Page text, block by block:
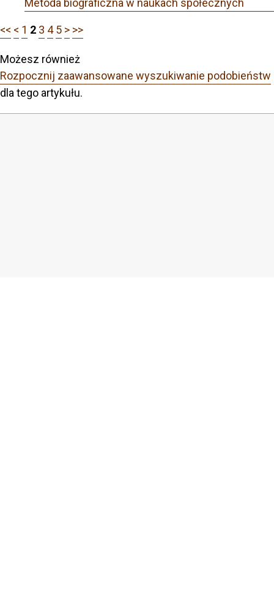
Metoda biograficzna w naukach społecznych
<< < 1 2 3 4 5 > >>
Możesz również
Rozpocznij zaawansowane wyszukiwanie podobieństw
dla tego artykułu.